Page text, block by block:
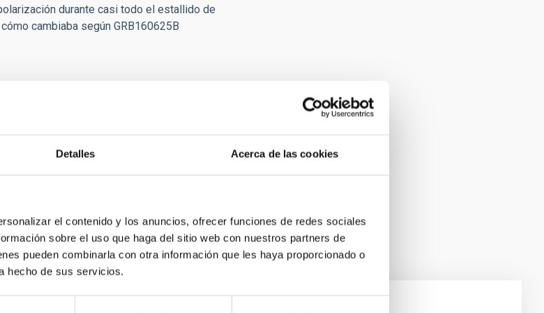
Detalles Acerca de las cookies
el contenido y los anuncios, ofrecer funciones de redes sociales
sobre el uso que haga del sitio web con nuestros partners de
pueden combinarla con otra información que les haya proporcionado o
hecho de sus servicios.
durante casi todo el estallido de
cambiaba según GRB160625B
flash of GRB 160625B”
S. B. Cenko, F. E. Marshall, R. Ricci, A.
N. V. Tyurina, N. M. Budnev, D. A. H.
Ruiz, R. Rebolo Lopez, M. G. Richer,